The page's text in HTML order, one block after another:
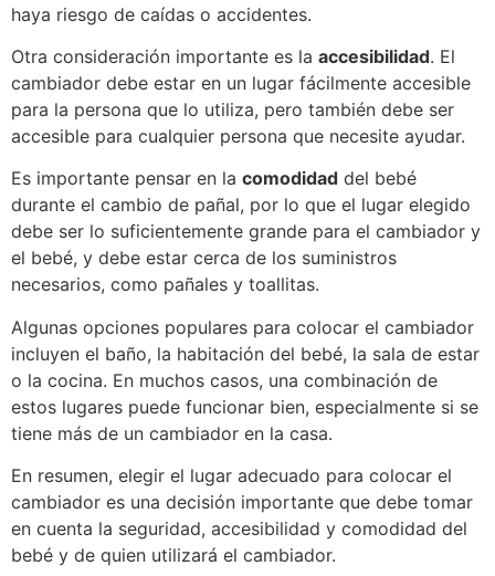
haya riesgo de caídas o accidentes.
Otra consideración importante es la accesibilidad. El
cambiador debe estar en un lugar fácilmente accesible
para la persona que lo utiliza, pero también debe ser
accesible para cualquier persona que necesite ayudar.
Es importante pensar en la comodidad del bebé
durante el cambio de pañal, por lo que el lugar elegido
debe ser lo suficientemente grande para el cambiador y
el bebé, y debe estar cerca de los suministros
necesarios, como pañales y toallitas.
Algunas opciones populares para colocar el cambiador
incluyen el baño, la habitación del bebé, la sala de estar
o la cocina. En muchos casos, una combinación de
estos lugares puede funcionar bien, especialmente si se
tiene más de un cambiador en la casa.
En resumen, elegir el lugar adecuado para colocar el
cambiador es una decisión importante que debe tomar
en cuenta la seguridad, accesibilidad y comodidad del
bebé y de quien utilizará el cambiador.